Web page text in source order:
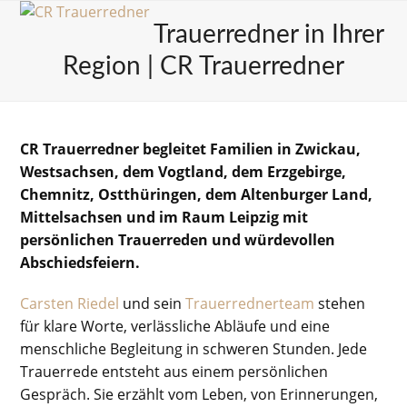
SkipOpen
menu
Close
menu
Trauerredner in Ihrer
Region | CR Trauerredner
CR Trauerredner begleitet Familien in Zwickau,
Westsachsen, dem Vogtland, dem Erzgebirge,
Chemnitz, Ostthüringen, dem Altenburger Land,
Mittelsachsen und im Raum Leipzig mit
persönlichen Trauerreden und würdevollen
Abschiedsfeiern.
Carsten Riedel und seinTrauerrednerteam stehen
für klare Worte, verlässliche Abläufe und eine
menschliche Begleitung in schweren Stunden. Jede
Trauerrede entsteht aus einem persönlichen
Gespräch. Sie erzählt vom Leben, von Erinnerungen,